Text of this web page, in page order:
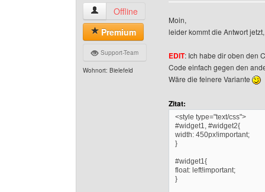
der-bielefeld-club Benutzer-Profile anzeigen
Offline
Premium
Support-Team
Wohnort: Bielefeld
Moin,
leider kommt die Antwort
EDIT: Ich habe dir oben den
Code einfach gegen den
Wäre die feinere Variante
Zitat:
<style type="text/css">
#widget1, #widget2{
width: 450px!important;
}
#widget1{
float: left!important;
}